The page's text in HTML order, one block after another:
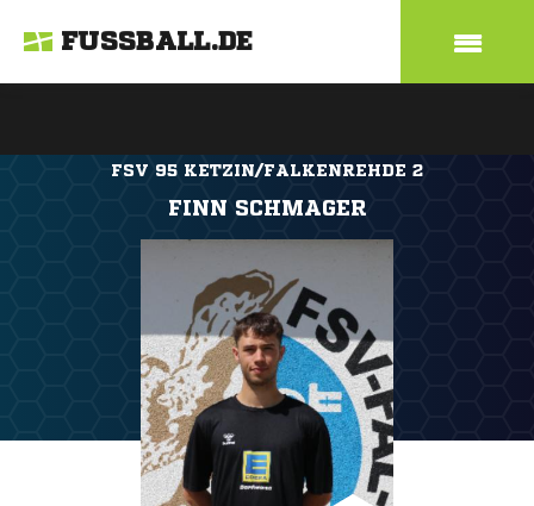
FUSSBALL.DE
FSV 95 KETZIN/FALKENREHDE 2
FINN SCHMAGER